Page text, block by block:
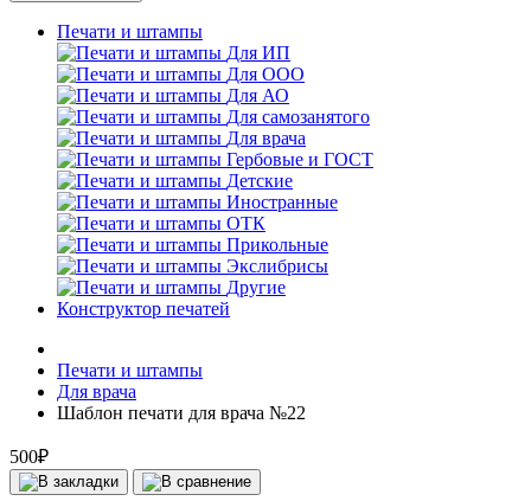
Печати и штампы
Для ИП
Для ООО
Для АО
Для самозанятого
Для врача
Гербовые и ГОСТ
Детские
Иностранные
ОТК
Прикольные
Экслибрисы
Другие
Конструктор печатей
Печати и штампы
Для врача
Шаблон печати для врача №22
500₽